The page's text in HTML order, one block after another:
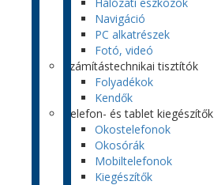
Navigáció
PC alkatrészek
Fotó, videó
Számítástechnikai tisztítók
Folyadékok
Kendők
Telefon- és tablet kiegészítők
Okostelefonok
Okosórák
Mobiltelefonok
Kiegészítők